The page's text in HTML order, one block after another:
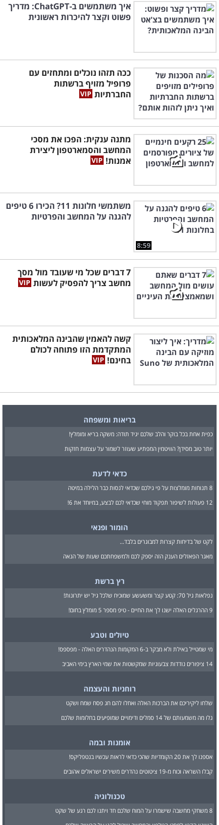
איך משתמשים ב-ChatGPT: מדריך
פשוט וקצר להיכרות ראשונית
ככה תזהו נוכלים ומתחזים עם
פרופיל מזויף ברשתות
החברתיות
מתנה ענקית: הפכו את מסכי
המחשב והסמארטפון ליצירת
אמנות!
8:59
משתמשי חלונות 11? הכירו 6 טיפים
להגנה על המחשב והפרטיות
7 דברים שכל מי שעובד מול מסך
מחשב צריך להפסיק לעשות
קשה להאמין שהבינה המלאכותית
המתקדמת הזו פתוחה לכולם
בחינם!
בריאות ומשפחה
כפית אחת בכל בוקר והלב שלכם יגיד תודה: משקה בריא ומומלץ!
יותר טוב מסידן? הוויטמין המפתיע שעוזר לשמור על עצמות חזקות
כדאי לדעת
8 תנוחות מומלצות על פי גילכם שכדאי לנסות כבר הלילה במיטה
12 פעולות לשיפור תפקוד מוחי שכדאי לכם לבצע, במיוחד את 6!
הומור ופנאי
לקט של בדיחות קצרות למבוגרים בלבד...
מאגר הפאזלים הענק הזה יספק לכם ולמשפחתכם שעות של הנאה
רץ ברשת
נפלאות גיל 70: קטע קצר ומשעשע שמוכיח שלכל גיל יש יתרונות!
9 ההרגלים האלה ישנו לך את החיים - טיפ מספר 5 מומלץ בחום!
טיולים וטבע
מי שמטייל באילת ולא מבקר ב-6 המקומות הנהדרים האלה - מפספס!
14 ציפורים נודדות צבעוניות שמקשטות את שמי הארץ בימי האביב
רוחניות והעצמה
שלחו ליקיריכם את הברכות האלה ואחלו להם חג פסח שמח ושקט
גלו מה משמעותם של 14 סמלים ודימויים שמופיעים בחלומות שלכם
אומנות ובמה
אספנו לך את 20 הקומדיות שהכי כדאי לראות עכשיו בנטפליקס!
קבלו השראה וכוח מ-19 ציטוטים נהדרים משירים ישראלים אהובים
טכנולוגיה
8 משחקי מחשבה שישמרו על המוח שלכם חד ויתנו לכם רגע של שקט